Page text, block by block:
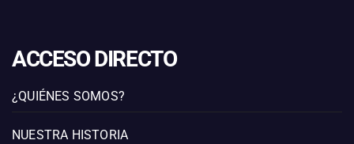
ACCESO DIRECTO
¿QUIÉNES SOMOS?
NUESTRA HISTORIA